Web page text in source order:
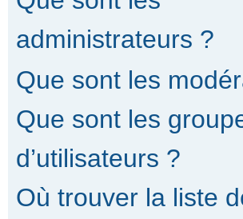
administrateurs ?
Que sont les
Que sont les
d’utilisateurs ?
Où trouver la liste